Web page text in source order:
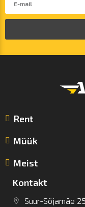
Rent
Müük
Meist
Kontakt
Suur-Sõjamäe